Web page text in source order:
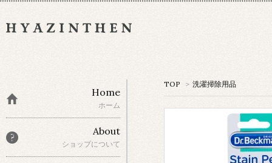
TOP > 洗濯掃除用品
Home
ホーム
About
ショップについて